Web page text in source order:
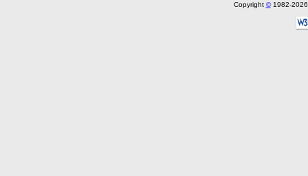
Copyright © 1982-